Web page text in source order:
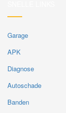
Garage
APK
Diagnose
Autoschade
Banden